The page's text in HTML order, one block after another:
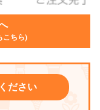
こちら)
ださい